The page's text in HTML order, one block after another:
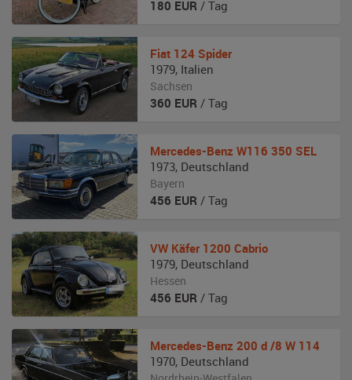
180 EUR / Tag
Fiat 124 Spider
1979, Italien
Sachsen
360 EUR / Tag
Mercedes-Benz W116 350 SEL
1973, Deutschland
Bayern
456 EUR / Tag
VW Käfer 1200 Cabrio
1979, Deutschland
Hessen
456 EUR / Tag
Mercedes-Benz 200 d /8 W 114
1970, Deutschland